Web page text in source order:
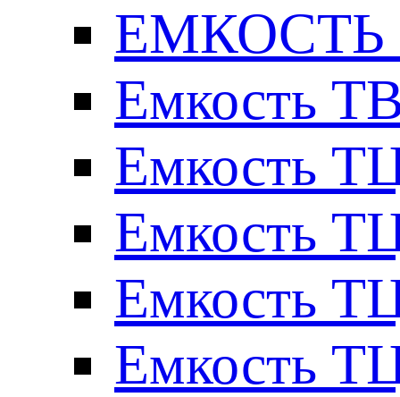
ЕМКОСТЬ
Емкость
Емкость
Емкость
Емкость
Емкость